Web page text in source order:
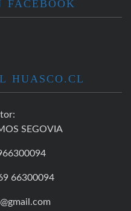
FACEBOOK
HUASCO.CL
SEGOVIA
66300094